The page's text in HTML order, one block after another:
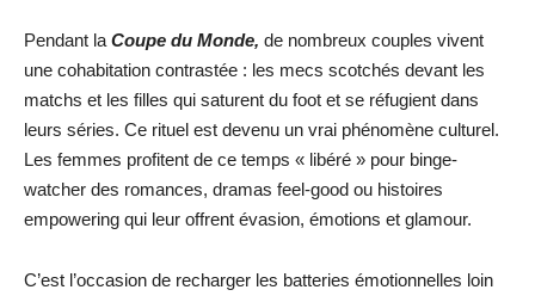
Pendant la Coupe du Monde, de nombreux couples vivent
une cohabitation contrastée : les mecs scotchés devant les
matchs et les filles qui saturent du foot et se réfugient dans
leurs séries. Ce rituel est devenu un vrai phénomène culturel.
Les femmes profitent de ce temps « libéré » pour binge-
watcher des romances, dramas feel-good ou histoires
empowering qui leur offrent évasion, émotions et glamour.
C’est l’occasion de recharger les batteries émotionnelles loin